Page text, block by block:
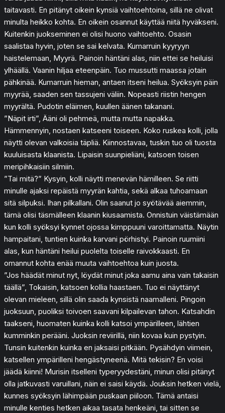
taitavasti. En pitänyt oikein kynsiä vaihtoehtoina, sillä ne olivat
minulta heikko kohta. En oikein osannut käyttää niitä hyväkseni.
Kuitenkin juokseminen ei olisi huono vaihtoehto. Osasin
saalistaa hyvin, joten se sai kelvata. Kumarruin kyyryyn
haistelemaan, Myyrä. Painoin häntäni alas, niin ettei se heiluisi
ylhäällä. Vaanin hiljaa eteenpäin. Tuo mussutti maassa jotain
pähkinää. Kumarruin hieman, antaen itseni heilua. Syöksyin päin
myyrää, saaden sen tassujeni väliin. Nopeasti riistin hengen
myyrältä. Pudotin eläimen, kuullen äänen takanani.
”Näpit irti”, Ääni oli pehmeä, mutta mutta napakka.
Hämmennyin, nostaen katseeni toiseen. Koko ruskea kolli, jolla
näytti olevan valkoisia täpliä. Kiinnostavaa, tuskin tuo oli tuosta
kuuluisasta klaanista. Lipaisin suunpieliäni, katsoen toisen
meripihkaisiin silmiin.
”Tai mitä?” Kysyin, kolli näytti menevän hämilleen. Se riitti
minulle ajaksi repäistä myyrän kahtia, sekä alkaa tuhoamaan
sitä silpuksi. Ihan pilkallani. Olin saanut jo syötävää aiemmin,
tämä olisi täsmälleen klaanin kiusaamista. Onnistuin väistämään
kun kolli syöksyi kynnet ojossa kimppuuni varoittamatta. Näytin
hampaitani, tuntien kuinka karvani pörhistyi. Painoin ruumiini
alas, kun häntäni heilui puolelta toiselle raivokkaasti. En
omannut kohta enää muuta vaihtoehtoa kuin juosta.
”Jos häädät minut nyt, löydät minut joka aamu aina vain takaisin
täällä”, Tokaisin, katsoen kollia haastaen. Tuo ei näyttänyt
olevan mieleen, sillä olin saada kynsistä naamalleni. Pingoin
juoksuun, puoliksi toivoen saavani kilpailevan tahon. Katsahdin
taakseni, huomaten kuinka kolli katsoi ympärilleen, lähtien
kumminkin perääni. Juoksin reviirillä, niin kovaa kuin pystyin.
Tunsin kuitenkin kuinka en jaksaisi pitkään. Pysähdyin viimein,
katsellen ympärilleni hengästyneenä. Mitä tekisin? En voisi
jäädä kiinni! Murisin itselleni typeryydestäni, minun olisi pitänyt
olla jatkuvasti varuillani, näin ei saisi käydä. Jouksin hetken vielä,
kunnes syöksyin lähimpään puskaan piiloon. Tämä antaisi
minulle kenties hetken aikaa tasata henkeäni, tai sitten se